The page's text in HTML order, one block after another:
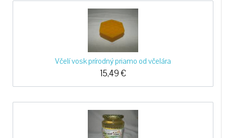
Včelí vosk prírodný priamo od včelára
15,49 €